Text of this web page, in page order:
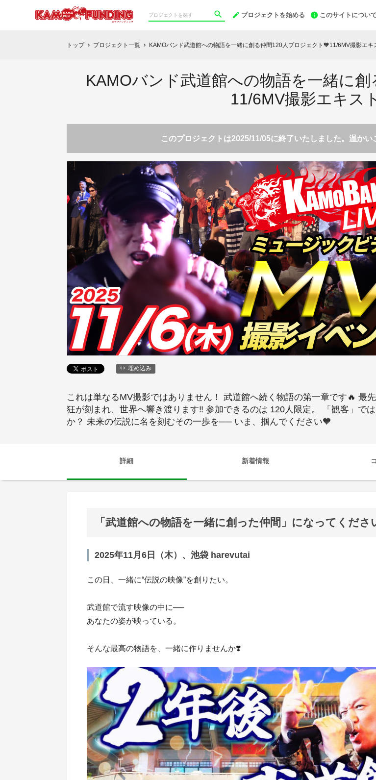
プロジェクトを始める このサイトについて
トップ chevron_right プロジェクト一覧 chevron_right KAMOバンド武道館への物語を一緒に創る仲間120人プロジェクト🧡11/6MV撮影エキ
KAMOバンド武道館への物語を一緒に
11/6MV撮影エキス
このプロジェクトは2025/11/05に終了いたしました。温かい
埋め込み
これは単なるMV撮影ではありません！ 武道館へ続く物語の第一章です🔥 最
狂が刻まれ、世界へ響き渡ります‼️ 参加できるのは 120人限定。 「観客」で
か？ 未来の伝説に名を刻むその一歩を── いま、掴んでください🧡
詳細 新着情報
「武道館への物語を一緒に創った仲間」になってくださ
2025年11月6日（木）、池袋 harevutai
この日、一緒に“伝説の映像”を創りたい。
武道館で流す映像の中に──
あなたの姿が映っている。
そんな最高の物語を、一緒に作りませんか❣️